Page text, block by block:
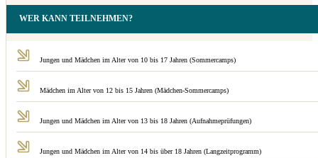
WER KANN TEILNEHMEN?
Jungen und Mädchen im Alter von 10 bis 17 Jahren (Sommercamps)
Mädchen im Alter von 12 bis 15 Jahren (Mädchen-Sommercamps)
Jungen und Mädchen im Alter von 13 bis 18 Jahren (Aufnahmeprüfungen)
Jungen und Mädchen im Alter von 14 bis über 18 Jahren (Langzeitprogramm)